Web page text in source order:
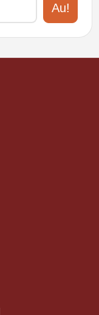
Au!